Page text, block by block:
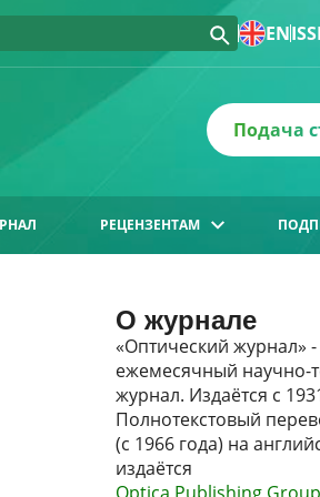
EN
Подача
РЕЦЕНЗЕНТАМ
О журнале
«Оптический журнал» -
ежемесячный научно-
журнал. Издаётся с
Полнотекстовый
(с 1966 года) на
издаётся